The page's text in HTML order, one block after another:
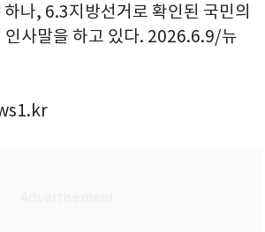
나, 6.3지방선거로 확인된 국민의
인사말을 하고 있다. 2026.6.9/뉴